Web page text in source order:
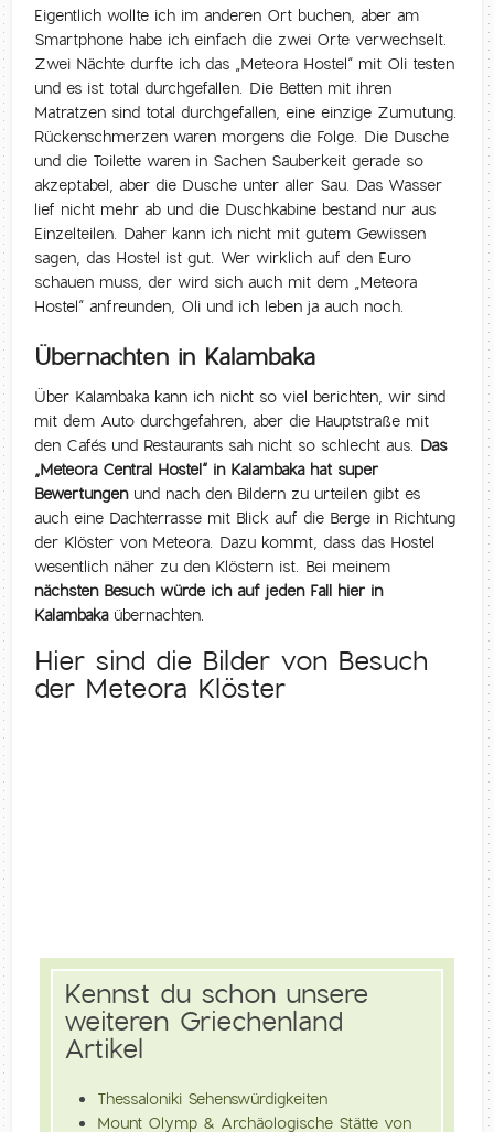
Eigentlich wollte ich im anderen Ort buchen, aber am
Smartphone habe ich einfach die zwei Orte verwechselt.
Zwei Nächte durfte ich das „Meteora Hostel“ mit Oli testen
und es ist total durchgefallen. Die Betten mit ihren
Matratzen sind total durchgefallen, eine einzige Zumutung.
Rückenschmerzen waren morgens die Folge. Die Dusche
und die Toilette waren in Sachen Sauberkeit gerade so
akzeptabel, aber die Dusche unter aller Sau. Das Wasser
lief nicht mehr ab und die Duschkabine bestand nur aus
Einzelteilen. Daher kann ich nicht mit gutem Gewissen
sagen, das Hostel ist gut. Wer wirklich auf den Euro
schauen muss, der wird sich auch mit dem „Meteora
Hostel“ anfreunden, Oli und ich leben ja auch noch.
Übernachten in Kalambaka
Über Kalambaka kann ich nicht so viel berichten, wir sind
mit dem Auto durchgefahren, aber die Hauptstraße mit
den Cafés und Restaurants sah nicht so schlecht aus. Das
„Meteora Central Hostel“ in Kalambaka hat super
Bewertungenund nach den Bildern zu urteilen gibt es
auch eine Dachterrasse mit Blick auf die Berge in Richtung
der Klöster von Meteora. Dazu kommt, dass das Hostel
wesentlich näher zu den Klöstern ist. Bei meinem
nächsten Besuch würde ich auf jeden Fall hier in
Kalambakaübernachten.
Hier sind die Bilder von Besuch
der Meteora Klöster
Kennst du schon unsere
weiteren Griechenland
Artikel
Thessaloniki Sehenswürdigkeiten
Mount Olymp & Archäologische Stätte von